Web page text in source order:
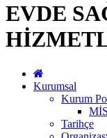
EVDE
Kurumsal
Kurum
Tarihçe